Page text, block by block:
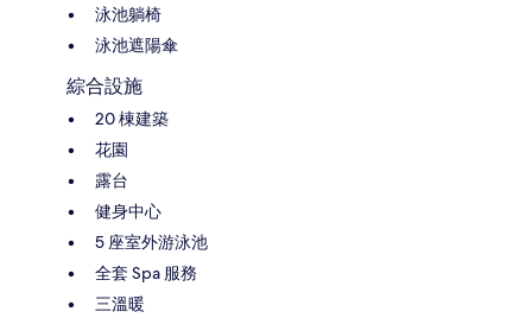
泳池躺椅
泳池遮陽傘
綜合設施
20 棟建築
花園
露台
健身中心
5 座室外游泳池
全套 Spa 服務
三溫暖